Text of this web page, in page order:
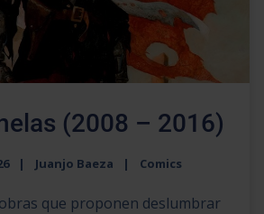
(2008 – 2016)
Juanjo Baeza Comics
que proponen deslumbrar